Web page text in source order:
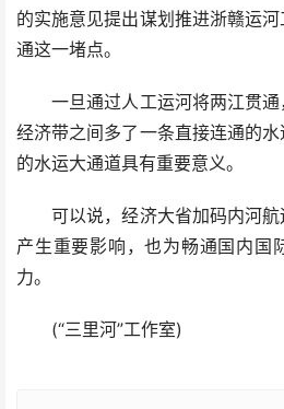
的实施意见提出谋划推进浙赣运
通这一堵点。
一旦通过人工运河将两江贯通
经济带之间多了一条直接连通的
的水运大通道具有重要意义。
可以说，经济大省加码内河航
产生重要影响，也为畅通国内国
力。
(“三里河”工作室)